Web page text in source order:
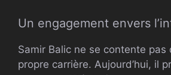
Un engagement envers
Samir Balic ne se contente pas
propre carrière. Aujourd’hui, il